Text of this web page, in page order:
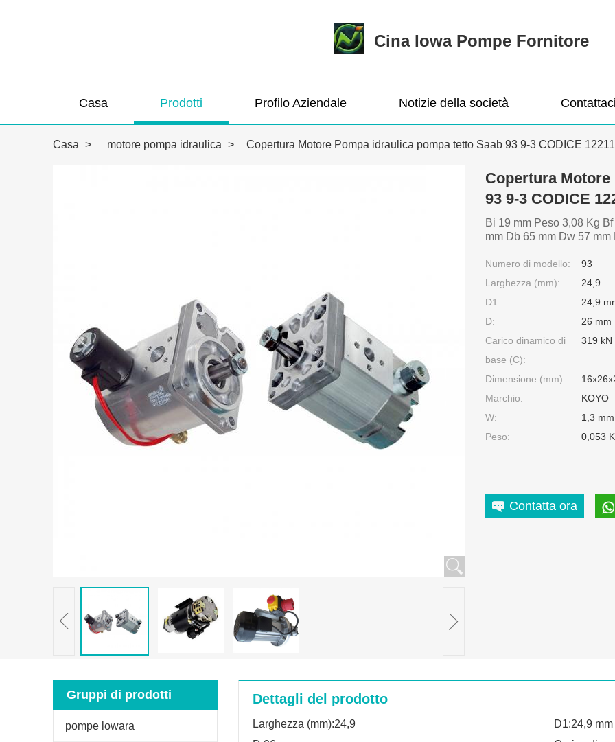
Cina Iowa Pompe Fornitore
Casa Prodotti Profilo Aziendale Notizie della società Contattaci
Casa > motore pompa idraulica > Copertura Motore Pompa idraulica pompa tetto Saab 93 9-3 CODICE
Copertura
93 9-3 CODICE
Bi 19 mm Peso 3,08 Kg
mm Db 65 mm Dw 57
Numero di modello:
93
Larghezza (mm):
24,9
D1:
24,9
D:
26 mm
Carico dinamico di
base (C):
319 kN
Dimensione (mm):
Marchio:
KOYO
W:
1,3 mm
Peso:
0,053
Contatta ora
Gruppi di prodotti
pompe lowara
Dettagli del prodotto
Larghezza (mm):24,9
D1:24,9 mm